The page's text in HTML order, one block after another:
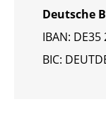
Deut­sche
IBAN:
BIC: